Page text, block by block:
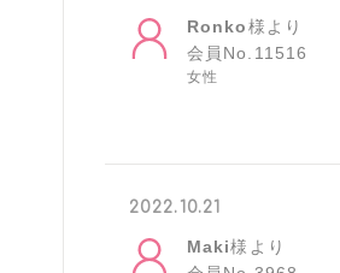
Ronko様より
会員No.11516
女性
2022.10.21
Maki様より